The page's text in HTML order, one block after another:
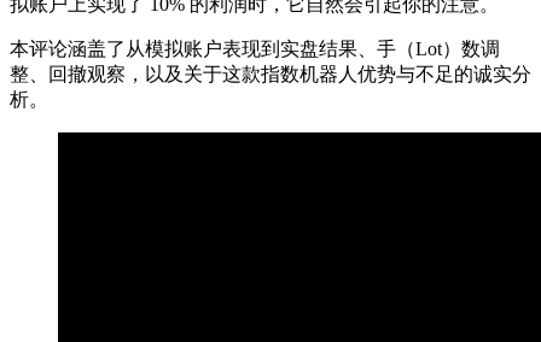
本评论涵盖了从模拟账户表现到实盘结果、手（Lot）数调
整、回撤观察，以及关于这款指数机器人优势与不足的诚实分
析。